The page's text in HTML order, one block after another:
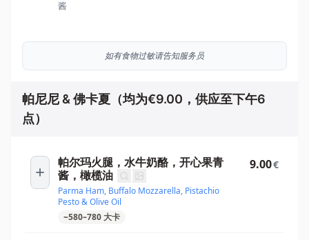
酱
如有食物过敏请告知服务员
帕尼尼 & 佛卡夏（均为€9.00，供应至下午6
点）
帕尔玛火腿，水牛奶酪，开心果青
酱，橄榄油
Parma Ham, Buffalo Mozzarella, Pistachio
Pesto & Olive Oil
~580–780大卡
9.00€